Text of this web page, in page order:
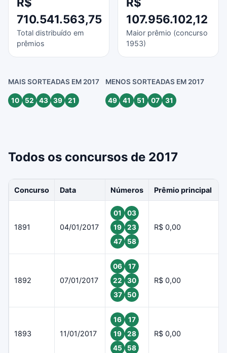
710.541.563,75
Total distribuído em
prêmios
107.956.102,12
Maior prêmio (concurso
1953)
MAIS SORTEADAS EM 2017
10 52 43 39 21
MENOS SORTEADAS EM 2017
49 41 51 07 31
Todos os concursos de 2017
Concurso Data Números Prêmio principal
1891 04/01/2017
01
03
19
23
47
58
R$ 0,00
1892 07/01/2017
06
17
22
30
37
50
R$ 0,00
1893 11/01/2017
16
17
19
28
45
58
R$ 0,00